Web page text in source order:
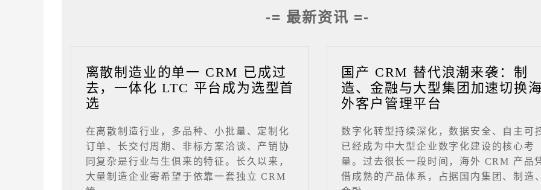
-= 最新资讯 =-
离散制造业的单一 CRM 已成过
去，一体化 LTC 平台成为选型首
选
在离散制造行业，多品种、小批量、定制化
订单、长交付周期、非标方案洽谈、产销协
同复杂是行业与生俱来的特征。长久以来，
大量制造企业寄希望于依靠一套独立 CRM
国产 CRM 替代浪潮来袭：制
造、金融与大型集团加速切换海
外客户管理平台
数字化转型持续深化，数据安全、自主可
已经成为中大型企业数字化建设的核心考
量。过去很长一段时间，海外 CRM 产品
借成熟的产品体系，占据国内集团、制造、